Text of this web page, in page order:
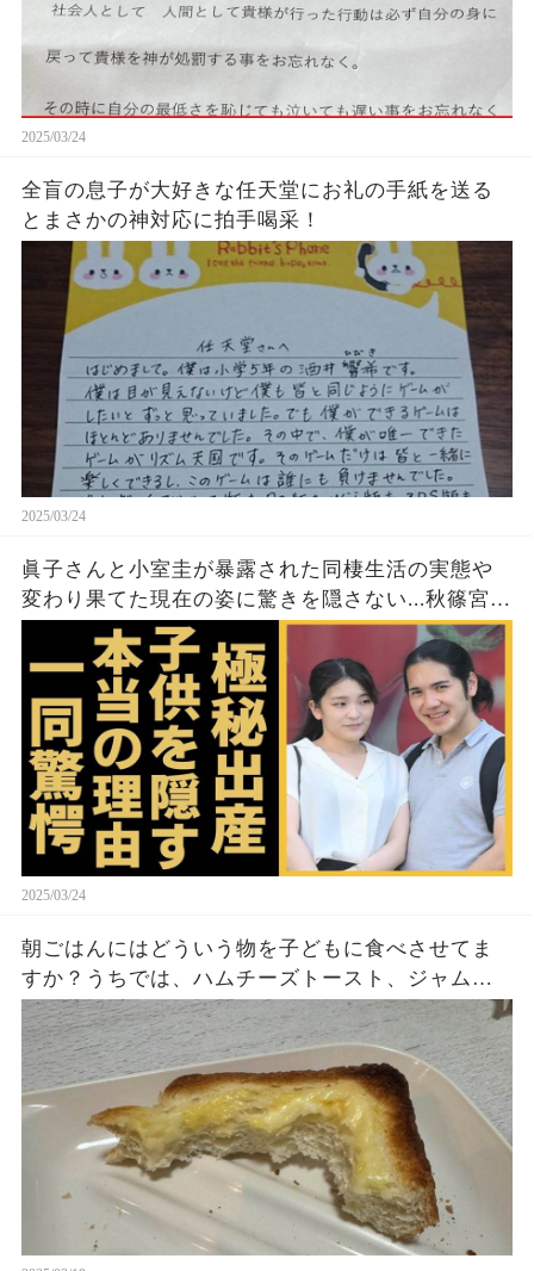
2025/03/24
全盲の息子が大好きな任天堂にお礼の手紙を送る
とまさかの神対応に拍手喝采！
2025/03/24
眞子さんと小室圭が暴露された同棲生活の実態や
変わり果てた現在の姿に驚きを隠さない...秋篠宮家
の長女がアメリカで極秘出産の真相や暴露された
ヤバいO癖に言葉を失う...
2025/03/24
朝ごはんにはどういう物を子どもに食べさせてま
すか？うちでは、ハムチーズトースト、ジャムト
ースト、ピーナッツバタートーストをよく作りま
す。やっぱこんなんダメよね…